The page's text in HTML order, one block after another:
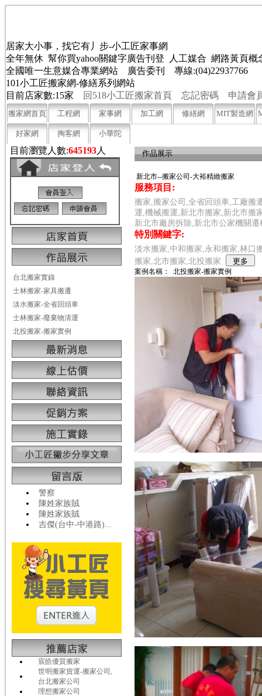
居家大小事，找它有丿步-小工匠家事網
全年無休 幫你買yahoo關鍵字廣告刊登 人工媒合 網路黃頁概
全國唯一生意媒合專業網站 廣告委刊 專線:(04)22937766
101小工匠搬家網-修繕系列網站
目前店家數:15家
回518小工匠搬家首頁 忘記密碼 申請會
搬家網首頁 工程網 家事網 加工網 修繕網 MIT製造網
好家網 掏客網 小華陀
目前瀏覽人數:645193人
台北搬家實錄
士林搬家-家具搬遷
淡水搬家-全省回頭車
士林搬家-廢棄物清運
北投搬家-搬家實例
警察
陳姓家族賊
陳姓家族賊
吉傑(台中-中港路)...
宸皓優質搬家
世明搬家貨運-搬家公司,
台北搬家公司
理想搬家公司
作品展示
新北市--搬家公司-大裕精緻搬家
服務項目:
搬家,搬家公司,全省回頭車,工廠搬
運,機械搬運,新北市搬家,新北市搬
新北市廠房拆除,新北市公家機關
特別關鍵字:
淡水搬家,中和搬家,永和搬家,林口
搬家,北市搬家,北投搬家
案例名稱： 北投搬家-搬家實例